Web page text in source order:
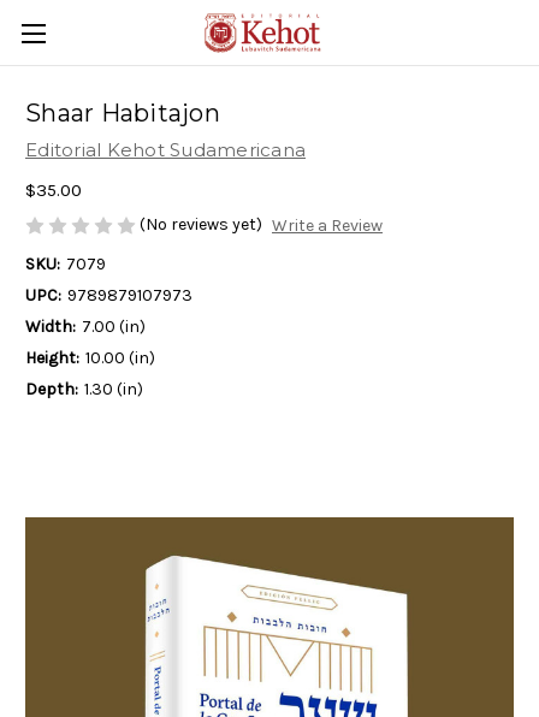
Shaar Habitajon
Editorial Kehot Sudamericana
$35.00
(No reviews yet) Write a Review
SKU: 7079
UPC: 9789879107973
Width: 7.00 (in)
Height: 10.00 (in)
Depth: 1.30 (in)